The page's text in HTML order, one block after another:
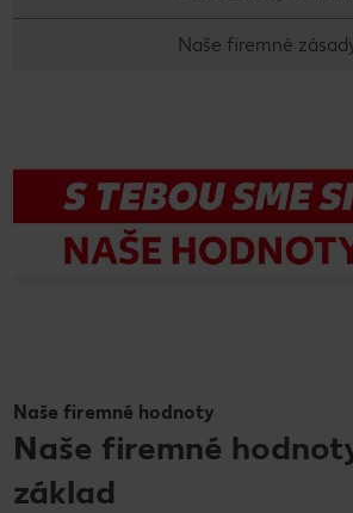
Naše firemné
Naše firemné hodnoty
Naše firemné
základ